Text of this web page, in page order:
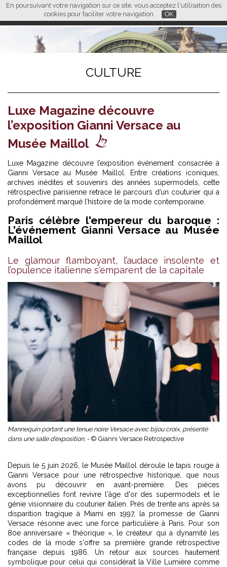
En poursuivant votre navigation sur ce site, vous acceptez l'utilisation des
cookies pour faciliter votre navigation.
OK
FR EN CN
L M
CULTURE
Luxe Magazine découvre
l’exposition Gianni Versace au
Musée Maillol
Luxe Magazine découvre l’exposition événement consacrée à
Gianni Versace au Musée Maillol. Entre créations iconiques,
archives inédites et souvenirs des années supermodels, cette
rétrospective parisienne retrace le parcours d’un couturier qui a
profondément marqué l’histoire de la mode contemporaine.
Paris célèbre l'empereur du baroque :
L'événement Gianni Versace au Musée
Maillol
Le glamour flamboyant, l’audace insolente et
l’opulence italienne s'emparent de la capitale
Mannequin portant une tenue noire Versace avec bijou croix, présenté
dans une salle d’exposition. - © Gianni Versace Retrospective
Depuis le 5 juin 2026, le Musée Maillol déroule le tapis rouge à
Gianni Versace pour une rétrospective historique, que nous
avons pu découvrir en avant-première. Des pièces
exceptionnelles font revivre l'âge d'or des supermodels et le
génie visionnaire du couturier italien. Près de trente ans après sa
disparition tragique à Miami en 1997, la promesse de Gianni
Versace résonne avec une force particulière à Paris. Pour son
80e anniversaire « théorique », le créateur qui a dynamité les
codes de la mode s'offre sa première grande rétrospective
française depuis 1986. Un retour aux sources hautement
symbolique pour celui qui considérait la Ville Lumière comme